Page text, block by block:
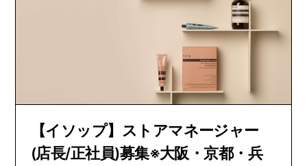
【イソップ】ストアマネージャー
(店長/正社員)募集※大阪・京都・兵